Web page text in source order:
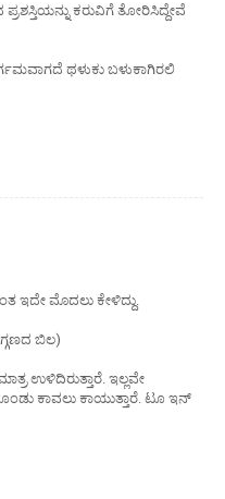
ಕರುವಿಗೆ ತೋರಿಸಿದ್ದೇವೆ
ಥಳುಕು ಬಳುಕಾಗಿರಲಿ
ಇದೇ ಮೊದಲು ಕೇಳಿದ್ದು.
ಬಿಲ)
ಉಳಿದಿರುತ್ತಾರೆ. ಇಲ್ಲವೇ
ಕಾವಲು ಕಾಯುತ್ತಾರೆ. ಟೂ ಇನ್